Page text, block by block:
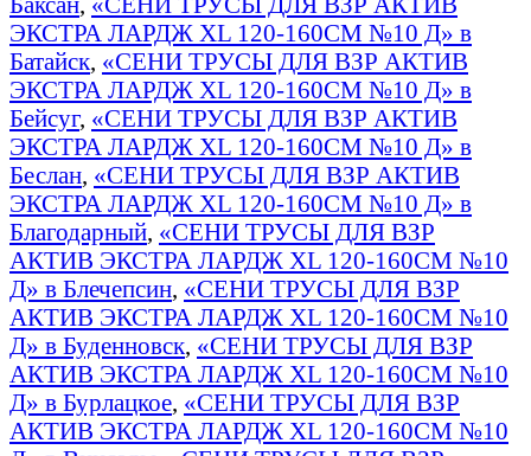
ЭКСТРА ЛАРДЖ XL 120-160СМ №10 Д» в
Батайск, «СЕНИ ТРУСЫ ДЛЯ ВЗР АКТИВ
ЭКСТРА ЛАРДЖ XL 120-160СМ №10 Д» в
Бейсуг, «СЕНИ ТРУСЫ ДЛЯ ВЗР АКТИВ
ЭКСТРА ЛАРДЖ XL 120-160СМ №10 Д» в
Беслан, «СЕНИ ТРУСЫ ДЛЯ ВЗР АКТИВ
ЭКСТРА ЛАРДЖ XL 120-160СМ №10 Д» в
Благодарный, «СЕНИ ТРУСЫ ДЛЯ ВЗР
АКТИВ ЭКСТРА ЛАРДЖ XL 120-160СМ №10
Д» в Блечепсин, «СЕНИ ТРУСЫ ДЛЯ ВЗР
АКТИВ ЭКСТРА ЛАРДЖ XL 120-160СМ №10
Д» в Буденновск, «СЕНИ ТРУСЫ ДЛЯ ВЗР
АКТИВ ЭКСТРА ЛАРДЖ XL 120-160СМ №10
Д» в Бурлацкое, «СЕНИ ТРУСЫ ДЛЯ ВЗР
АКТИВ ЭКСТРА ЛАРДЖ XL 120-160СМ №10